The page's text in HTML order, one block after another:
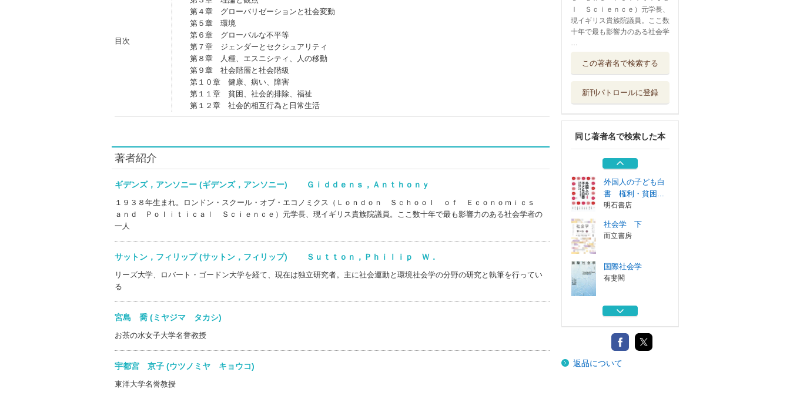
目次
第４章 グローバリゼーションと社会変動
第５章 環境
第６章 グローバルな不平等
第７章 ジェンダーとセクシュアリティ
第８章 人種、エスニシティ、人の移動
第９章 社会階層と社会階級
第１０章 健康、病い、障害
第１１章 貧困、社会的排除、福祉
第１２章 社会的相互行為と日常生活
著者紹介
ギデンズ，アンソニー (ギデンズ，アンソニー) Ｇｉｄｄｅｎｓ，Ａｎｔｈｏｎｙ
１９３８年生まれ。ロンドン・スクール・オブ・エコノミクス（Ｌｏｎｄｏｎ Ｓｃｈｏｏｌ ｏｆ Ｅｃｏｎｏｍｉｃｓ
ａｎｄ Ｐｏｌｉｔｉｃａｌ Ｓｃｉｅｎｃｅ）元学長、現イギリス貴族院議員。ここ数十年で最も影響力のある社会学者の
一人
サットン，フィリップ (サットン，フィリップ) Ｓｕｔｔｏｎ，Ｐｈｉｌｉｐ Ｗ．
リーズ大学、ロバート・ゴードン大学を経て、現在は独立研究者。主に社会運動と環境社会学の分野の研究と執筆を行ってい
る
宮島 喬 (ミヤジマ タカシ)
お茶の水女子大学名誉教授
宇都宮 京子 (ウツノミヤ キョウコ)
東洋大学名誉教授
ｌ Ｓｃｉｅｎｃｅ）元学長、
現イギリス貴族院議員。ここ数
十年で最も影響力のある社会学
…
この著者名で検索する
新刊パトロールに登録
同じ著者名で検索した本
有斐閣
「移民国家」とし
岩波書店
モダニティと自己
アイデンティテ...
筑摩書房
外国人の子ども白
書 権利・貧困...
明石書店
社会学 下
而立書房
国際社会学
有斐閣
「移民国家」とし
岩波書店
モダニティと自己
アイデンティテ...
返品について